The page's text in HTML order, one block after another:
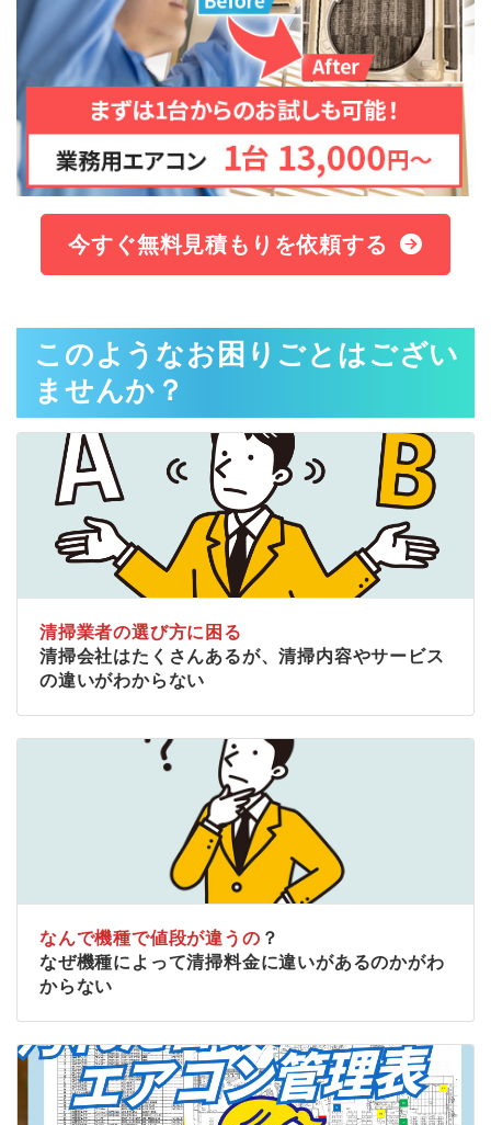
今すぐ無料見積もりを依頼する
このようなお困りごとはござい
ませんか？
清掃業者の選び方に困る
清掃会社はたくさんあるが、清掃内容やサービス
の違いがわからない
なんで機種で値段が違うの ？
なぜ機種によって清掃料金に違いがあるのかがわ
からない